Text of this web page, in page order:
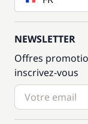
NEWSLETTER
Offres
inscrivez-vous